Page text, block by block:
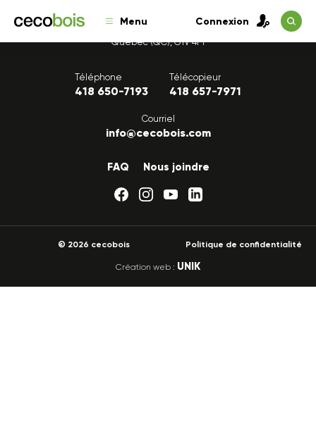
Menu Connexion
1175, avenue Lavigerie, Bureau 200
Québec (QC), G1V 4P1
Téléphone
418 650-7193
Télécopieur
418 657-7971
Courriel
info@cecobois.com
FAQ Nous joindre
© 2026 cecobois Politique de confidentialité
Création web : UNIK